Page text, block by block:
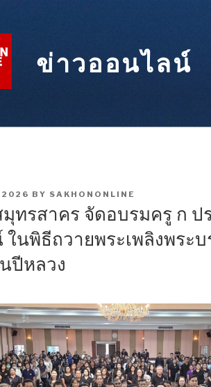
ข่าวออนไลน์
2026 BY SAKHONONLINE
มุทรสาคร จัดอบรมครู ก ป
นพิธีถวายพระเพลิงพระ
ปีหลวง